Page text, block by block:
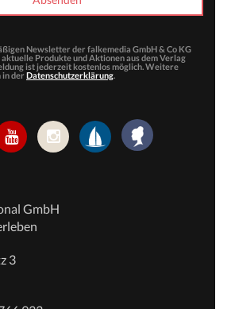
Newsletter der falkemedia GmbH & Co KG
Produkte und Aktionen aus dem Verlag
ist jederzeit kostenlos möglich. Weitere
in der Datenschutzerklärung.
GmbH
3